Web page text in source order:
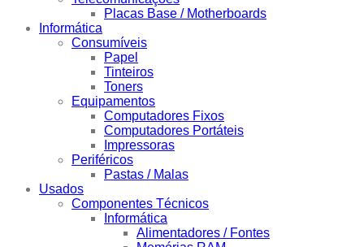
Placas Base / Motherboards
Informática
Consumíveis
Papel
Tinteiros
Toners
Equipamentos
Computadores Fixos
Computadores Portáteis
Impressoras
Periféricos
Pastas / Malas
Usados
Componentes Técnicos
Informática
Alimentadores / Fontes